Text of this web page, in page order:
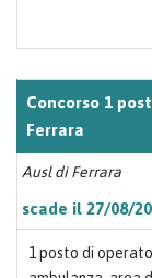
Concorso 1
Ferrara
Ausl di Ferrara
scade il 27/08/
1 posto di